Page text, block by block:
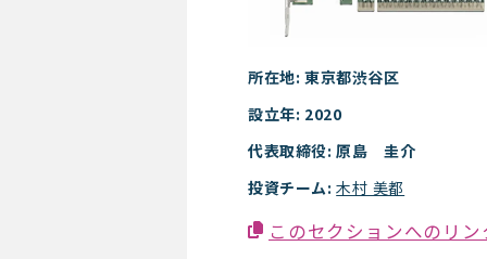
所在地: 東京都渋谷区
設立年: 2020
代表取締役: 原島 圭介
投資チーム:木村 美都
このセクションへのリ